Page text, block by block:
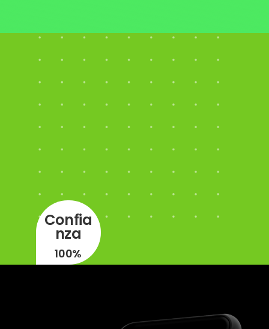
Confia
nza
100%